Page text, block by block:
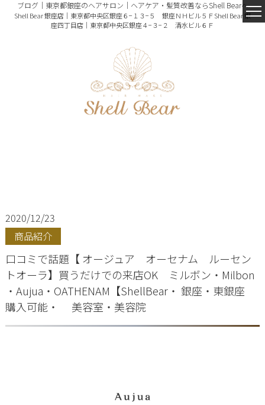
ブログ｜東京都銀座のヘアサロン｜ヘアケア・髪質改善ならShell Bearへ
Shell Bear 銀座店｜東京都中央区銀座６−１３−５ 銀座ＮＨビル５ＦShell Bear 銀
座四丁目店｜東京都中央区銀座４−３−２ 清水ビル６Ｆ
2020/12/23
商品紹介
口コミで話題【 オージュア オーセナム ルーセン
トオーラ】買うだけでの来店OK ミルボン・Milbon
・Aujua・OATHENAM【ShellBear・ 銀座・東銀座
購入可能・ 美容室・美容院